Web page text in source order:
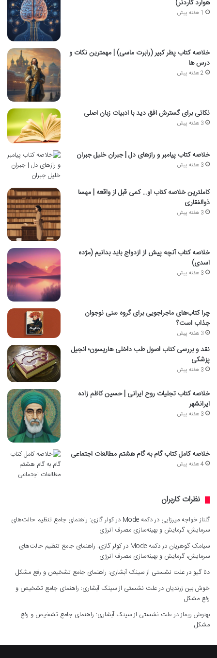
هوارد گاردنر)
1 هفته پیش
خلاصه کتاب پطر کبیر (رابرت ماسی) | مهمترین نکات و
درس ها
2 هفته پیش
نکاتی برای گسترش افق دید با ادبیات زبان اصلی
3 هفته پیش
خلاصه کتاب پیامبر و رازهای دل | جبران خلیل جبران
3 هفته پیش
کاملترین خلاصه کتاب او… کمی قبل از واقعه | مهسا
ذوالفقاری
3 هفته پیش
خلاصه کتاب آنچه پیش از ازدواج باید بدانیم (مژده
اسدی)
3 هفته پیش
چرا کتاب‌های ماجراجویی برای گروه سنی نوجوان
جذاب است؟
3 هفته پیش
نقد و بررسی کتاب اصول طب داخلی هاریسون؛ انجیل
پزشکی
3 هفته پیش
خلاصه کتاب تجلیات روح ایرانی | حسین کاظم زاده
ایرانشهر
3 هفته پیش
خلاصه کامل کتاب گام به گام هشتم مطالعات اجتماعی
4 هفته پیش
نظرات کاربران
گلناز خواجه میرزایی در
دکمه Mode در کولر گازی: راهنمای جامع تنظیم حالت‌های
سرمایش، گرمایش و بهینه‌سازی مصرف انرژی
سیامک گوهریان در
دکمه Mode در کولر گازی: راهنمای جامع تنظیم حالت‌های
سرمایش، گرمایش و بهینه‌سازی مصرف انرژی
دنا گیو درعلت نشستی از سینک آبشاری: راهنمای جامع تشخیص و رفع مشکل
خوش بین زرندیان درعلت نشستی از سینک آبشاری: راهنمای جامع تشخیص و
رفع مشکل
بهنوش ریمازدرعلت نشستی از سینک آبشاری: راهنمای جامع تشخیص و رفع
مشکل